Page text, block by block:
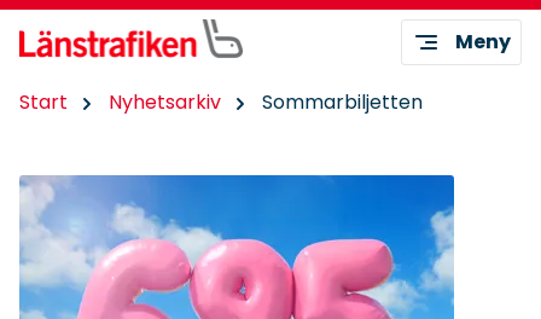
Meny
Start Nyhetsarkiv Sommarbiljetten